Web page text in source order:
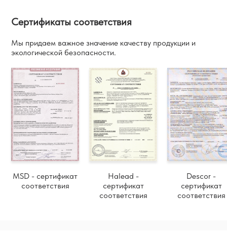
Сертификаты соответствия
Мы придаем важное значение качеству продукции и
экологической безопасности.
MSD - сертификат
соответствия
Halead -
сертификат
соответствия
Descor -
сертификат
соответствия